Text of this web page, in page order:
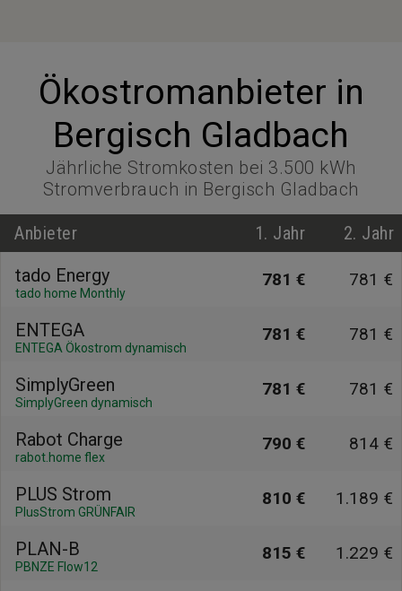
Ökostromanbieter in
Bergisch Gladbach
Jährliche Stromkosten bei 3.500 kWh
Stromverbrauch in Bergisch Gladbach
Anbieter 1. Jahr
2. Jahr
tado Energy
tado home Monthly
781 € 781 €
ENTEGA
ENTEGA Ökostrom dynamisch
781 € 781 €
SimplyGreen
SimplyGreen dynamisch
781 € 781 €
Rabot Charge
rabot.home flex
790 € 814 €
PLUS Strom
PlusStrom GRÜNFAIR
810 € 1.189 €
PLAN-B
PBNZE Flow12
815 € 1.229 €